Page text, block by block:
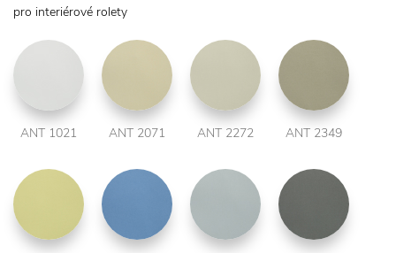
pro interiérové rolety
ANT 1021 ANT 2071 ANT 2272 ANT 2349